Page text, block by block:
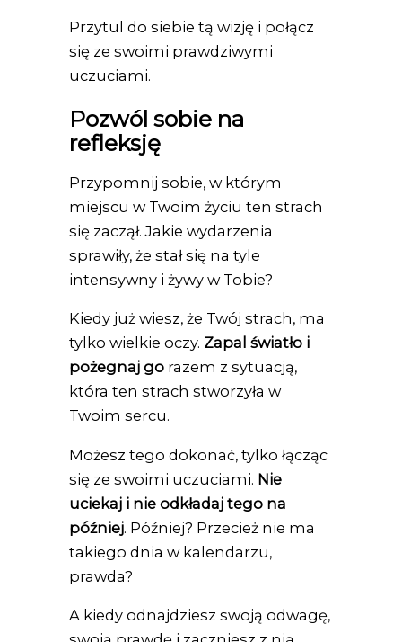
Przytul do siebie tą wizję i połącz
się ze swoimi prawdziwymi
uczuciami.
Pozwól sobie na
refleksję
Przypomnij sobie, w którym
miejscu w Twoim życiu ten strach
się zaczął. Jakie wydarzenia
sprawiły, że stał się na tyle
intensywny i żywy w Tobie?
Kiedy już wiesz, że Twój strach, ma
tylko wielkie oczy. Zapal światło i
pożegnaj gorazem z sytuacją,
która ten strach stworzyła w
Twoim sercu.
Możesz tego dokonać, tylko łącząc
się ze swoimi uczuciami. Nie
uciekaj i nie odkładaj tego na
później. Później? Przecież nie ma
takiego dnia w kalendarzu,
prawda?
A kiedy odnajdziesz swoją odwagę,